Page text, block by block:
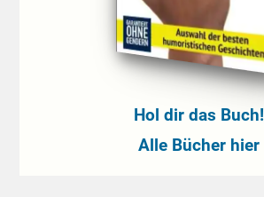
Hol dir das Buch!
Alle Bücher hier